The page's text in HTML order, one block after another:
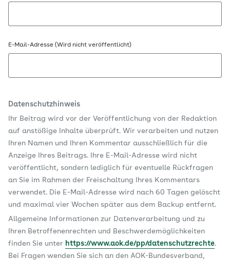
E-Mail-Adresse (Wird nicht veröffentlicht)
Datenschutzhinweis
Ihr Beitrag wird vor der Veröffentlichung von der Redaktion
auf anstößige Inhalte überprüft. Wir verarbeiten und nutzen
Ihren Namen und Ihren Kommentar ausschließlich für die
Anzeige Ihres Beitrags. Ihre E-Mail-Adresse wird nicht
veröffentlicht, sondern lediglich für eventuelle Rückfragen
an Sie im Rahmen der Freischaltung Ihres Kommentars
verwendet. Die E-Mail-Adresse wird nach 60 Tagen gelöscht
und maximal vier Wochen später aus dem Backup entfernt.
Allgemeine Informationen zur Datenverarbeitung und zu
Ihren Betroffenenrechten und Beschwerdemöglichkeiten
finden Sie unter https://www.aok.de/pp/datenschutzrechte.
Bei Fragen wenden Sie sich an den AOK-Bundesverband,